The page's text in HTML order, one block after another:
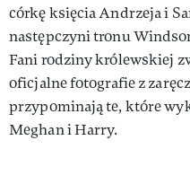
córkę księcia Andrzeja i
następczyni tronu
Fani rodziny królewskiej
oficjalne fotografie z
przypominają te, które
Meghan i Harry.